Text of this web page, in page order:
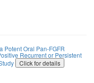
Potent Oral Pan-FGFR
Recurrent or Persistent
Click for details